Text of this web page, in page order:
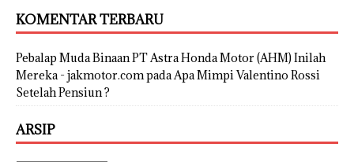
KOMENTAR TERBARU
Pebalap Muda Binaan PT Astra Honda Motor (AHM) Inilah
Mereka - jakmotor.compadaApa Mimpi Valentino Rossi
Setelah Pensiun ?
ARSIP